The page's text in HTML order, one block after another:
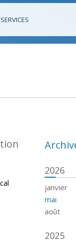
2026
janvier
mai
août
2025